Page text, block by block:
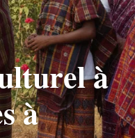
à
à